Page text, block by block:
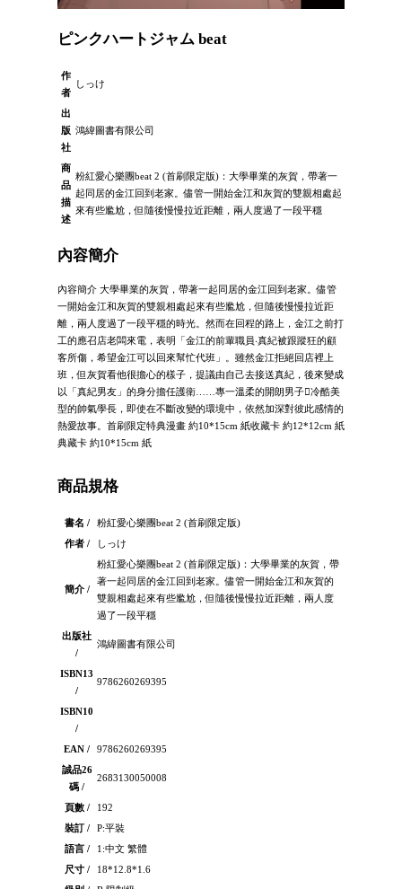
ピンクハートジャム beat
作
者
しっけ
出
版
社
鴻緯圖書有限公司
商
品
描
述
粉紅愛心樂團beat 2 (首刷限定版)：大學畢業的灰賀，帶著一
起同居的金江回到老家。儘管一開始金江和灰賀的雙親相處起
來有些尷尬，但隨後慢慢拉近距離，兩人度過了一段平穩
內容簡介
內容簡介 大學畢業的灰賀，帶著一起同居的金江回到老家。儘管
一開始金江和灰賀的雙親相處起來有些尷尬，但隨後慢慢拉近距
離，兩人度過了一段平穩的時光。然而在回程的路上，金江之前打
工的應召店老闆來電，表明「金江的前輩職員‧真紀被跟蹤狂的顧
客所傷，希望金江可以回來幫忙代班」。雖然金江拒絕回店裡上
班，但灰賀看他很擔心的樣子，提議由自己去接送真紀，後來變成
以「真紀男友」的身分擔任護衛……專一溫柔的開朗男子冷酷美
型的帥氣學長，即使在不斷改變的環境中，依然加深對彼此感情的
熱愛故事。首刷限定特典漫畫 約10*15cm 紙收藏卡 約12*12cm 紙
典藏卡 約10*15cm 紙
商品規格
書名 /
粉紅愛心樂團beat 2 (首刷限定版)
作者 /
しっけ
簡介 /
粉紅愛心樂團beat 2 (首刷限定版)：大學畢業的灰賀，帶
著一起同居的金江回到老家。儘管一開始金江和灰賀的
雙親相處起來有些尷尬，但隨後慢慢拉近距離，兩人度
過了一段平穩
出版社
/
鴻緯圖書有限公司
ISBN13
/
9786260269395
ISBN10
/
EAN /
9786260269395
誠品26
碼 /
2683130050008
頁數 /
192
裝訂 /
P:平裝
語言 /
1:中文 繁體
尺寸 /
18*12.8*1.6